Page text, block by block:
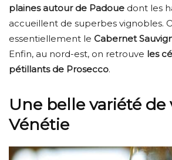
plaines autour de Padoue dont les
accueillent de superbes vignobles.
essentiellement le Cabernet
Enfin, au nord-est, on retrouve les
pétillants de Prosecco.
Une belle variété de
Vénétie